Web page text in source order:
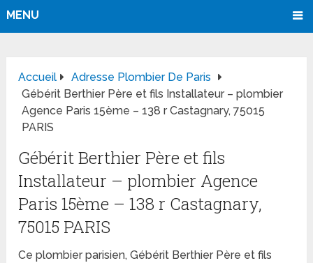
MENU
Accueil
Adresse Plombier De Paris
Gébérit Berthier Père et fils Installateur – plombier
Agence Paris 15ème – 138 r Castagnary, 75015
PARIS
Gébérit Berthier Père et fils
Installateur – plombier Agence
Paris 15ème – 138 r Castagnary,
75015 PARIS
Ce plombier parisien, Gébérit Berthier Père et fils